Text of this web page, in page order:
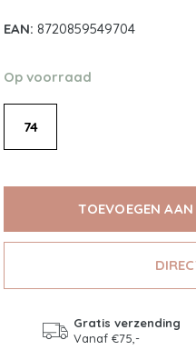
EAN: 8720859549704
Op voorraad
74
TOEVOEGEN
Gratis verzending
Vanaf €75,-